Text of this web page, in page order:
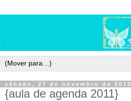
sábado, 27 de novembro de 2010
{aula de agenda 2011}